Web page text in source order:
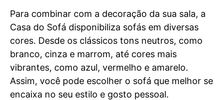
Para combinar com a decoração da sua sala, a
Casa do Sofá disponibiliza sofás em diversas
cores. Desde os clássicos tons neutros, como
branco, cinza e marrom, até cores mais
vibrantes, como azul, vermelho e amarelo.
Assim, você pode escolher o sofá que melhor se
encaixa no seu estilo e gosto pessoal.